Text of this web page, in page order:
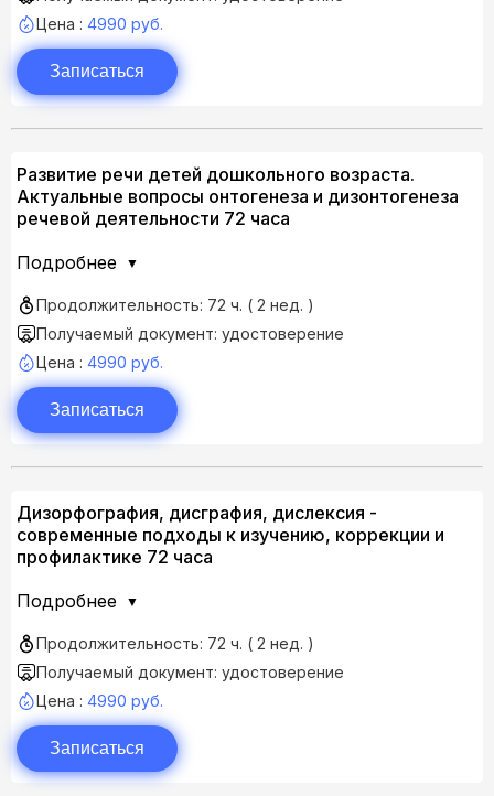
Цена : 4990 руб.
Записаться
Развитие речи детей дошкольного возраста.
Актуальные вопросы онтогенеза и дизонтогенеза
речевой деятельности 72 часа
Подробнее
Продолжительность: 72 ч. ( 2 нед. )
Получаемый документ: удостоверение
Цена : 4990 руб.
Записаться
Дизорфография, дисграфия, дислексия -
современные подходы к изучению, коррекции и
профилактике 72 часа
Подробнее
Продолжительность: 72 ч. ( 2 нед. )
Получаемый документ: удостоверение
Цена : 4990 руб.
Записаться